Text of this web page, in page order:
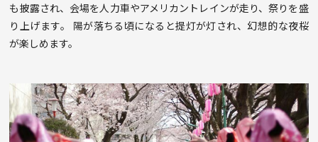
も披露され、会場を人力車やアメリカントレインが走り、祭りを盛
り上げます。 陽が落ちる頃になると提灯が灯され、幻想的な夜桜
が楽しめます。